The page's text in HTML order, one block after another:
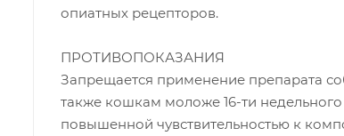
опиатных рецепторов.
ПРОТИВОПОКАЗАНИЯ
Запрещается применение препарата
также кошкам моложе 16-ти
повышенной чувствительностью к